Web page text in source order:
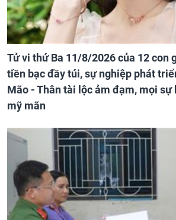
Tử vi thứ Ba 11/8/2026 của 12 con
tiền bạc đầy túi, sự nghiệp phát
Mão - Thân tài lộc ảm đạm, mọi sự
mỹ mãn